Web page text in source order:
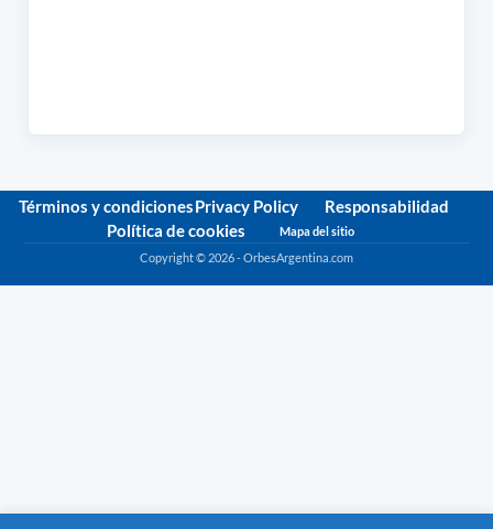
Términos y condicionesPrivacy Policy
Responsabilidad
Política de cookies
Mapa del sitio
Copyright © 2026 - OrbesArgentina.com